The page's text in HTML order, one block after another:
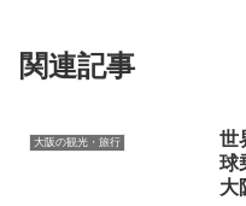
関連記事
大阪の観光・旅行
世
球
大